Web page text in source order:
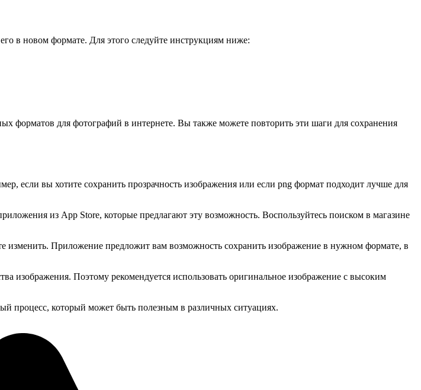
в новом формате. Для этого следуйте инструкциям ниже:
форматов для фотографий в интернете. Вы также можете повторить эти шаги для сохранения
если вы хотите сохранить прозрачность изображения или если png формат подходит лучше для
из App Store, которые предлагают эту возможность. Воспользуйтесь поиском в магазине
Приложение предложит вам возможность сохранить изображение в нужном формате, в
изображения. Поэтому рекомендуется использовать оригинальное изображение с высоким
процесс, который может быть полезным в различных ситуациях.